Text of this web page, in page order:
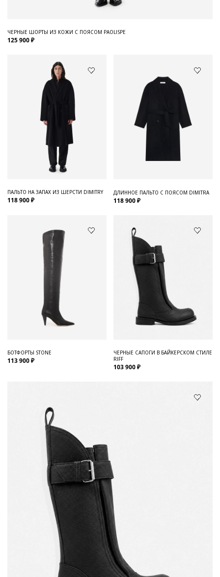
ЧЕРНЫЕ ШОРТЫ ИЗ КОЖИ С ПОЯСОМ PAOLISPE
125 900 ₽
ПАЛЬТО НА ЗАПАХ ИЗ ШЕРСТИ DIMITRY
118 900 ₽
ДЛИННОЕ ПАЛЬТО С ПОЯСОМ DIMITRA
118 900 ₽
БОТФОРТЫ STONE
113 900 ₽
ЧЕРНЫЕ САПОГИ В БАЙКЕРСКОМ СТИЛЕ
RIFF
103 900 ₽